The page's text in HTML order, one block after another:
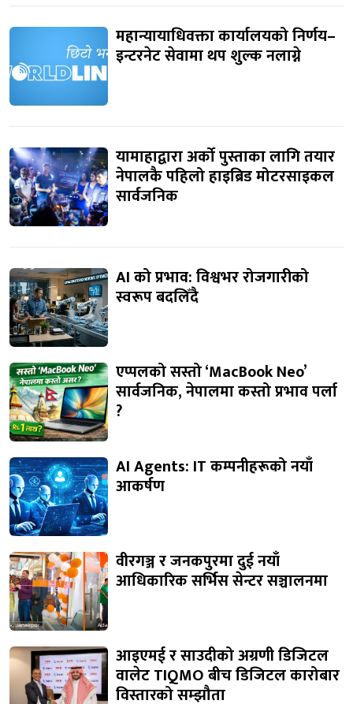
महान्यायाधिवक्ता कार्यालयको निर्णय–
इन्टरनेट सेवामा थप शुल्क नलाग्ने
यामाहाद्वारा अर्को पुस्ताका लागि तयार
नेपालकै पहिलो हाइब्रिड मोटरसाइकल
सार्वजनिक
AI को प्रभाव: विश्वभर रोजगारीको
स्वरूप बदलिँदै
एप्पलको सस्तो ‘MacBook Neo’
सार्वजनिक, नेपालमा कस्तो प्रभाव पर्ला
?
AI Agents: IT कम्पनीहरूको नयाँ
आकर्षण
वीरगञ्ज र जनकपुरमा दुई नयाँ
आधिकारिक सर्भिस सेन्टर सञ्चालनमा
आइएमई र साउदीको अग्रणी डिजिटल
वालेट TIQMO बीच डिजिटल कारोबार
विस्तारको सम्झौता